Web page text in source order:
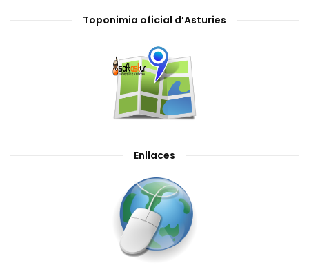
Toponimia oficial d’Asturies
Enllaces